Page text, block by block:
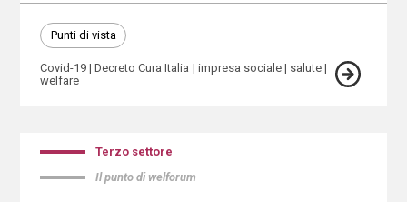
Punti di vista
Covid-19 Decreto Cura Italia impresa sociale
salute
welfare
Terzo settore
Il punto di welforum